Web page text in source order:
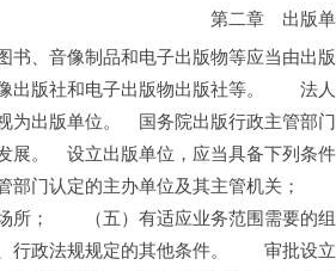
第二章　出版
、音像制品和电子出版物等应当由出
出版社和电子出版物出版社等。　　法
为出版单位。　国务院出版行政主管部
展。　设立出版单位，应当具备下列条
部门认定的主办单位及其主管机关；　
所；　　（五）有适应业务范围需要的
行政法规规定的其他条件。　　审批设